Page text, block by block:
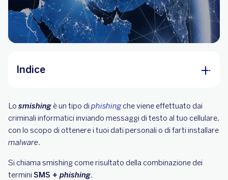
Indice
Come fanno a sapere il mio numero di
telefono?
Lo smishing è un tipo diphishingche viene effettuato dai
criminali informatici inviando messaggi di testo al tuo cellulare,
con lo scopo di ottenere i tuoi dati personali o di farti installare
malware.
Si chiama smishing come risultato della combinazione dei
terminiSMS + phishing.